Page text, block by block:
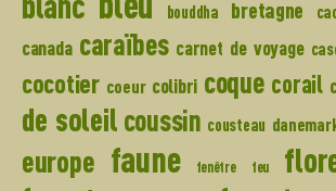
bouddha bretagne
canada caraïbes carnet de voyage
cocotier coeur colibri coque corail
de soleil coussin cousteau
europe faune fenêtre feu